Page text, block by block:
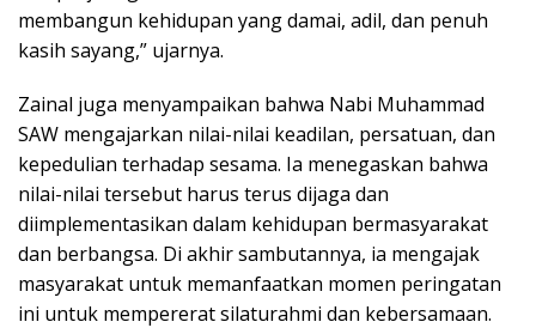
membangun kehidupan yang damai, adil, dan penuh
kasih sayang,” ujarnya.
Zainal juga menyampaikan bahwa Nabi Muhammad
SAW mengajarkan nilai-nilai keadilan, persatuan, dan
kepedulian terhadap sesama. Ia menegaskan bahwa
nilai-nilai tersebut harus terus dijaga dan
diimplementasikan dalam kehidupan bermasyarakat
dan berbangsa. Di akhir sambutannya, ia mengajak
masyarakat untuk memanfaatkan momen peringatan
ini untuk mempererat silaturahmi dan kebersamaan.